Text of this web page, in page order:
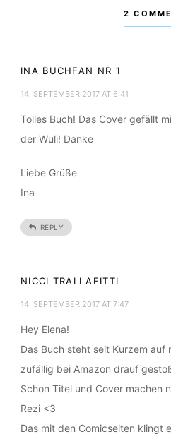
2 3 4
der Wuli! Danke
Ina
Hey Elena!
Das Buch steht seit Kurzem auf
zufällig bei Amazon drauf
Schon Titel und Cover machen